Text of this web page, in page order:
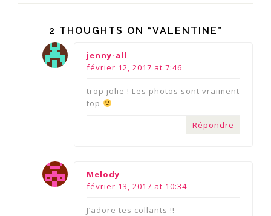
2 THOUGHTS ON “VALENTINE”
jenny-all
février 12, 2017 at 7:46
trop jolie ! Les photos sont vraiment
top
Répondre
Melody
février 13, 2017 at 10:34
J’adore tes collants !!